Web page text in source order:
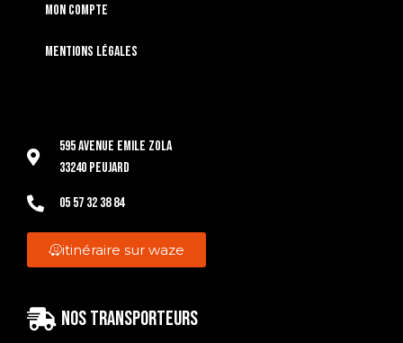
Mon compte
Mentions légales
595 Avenue Emile Zola
33240 Peujard
05 57 32 38 84
itinéraire sur waze
Nos transporteurs